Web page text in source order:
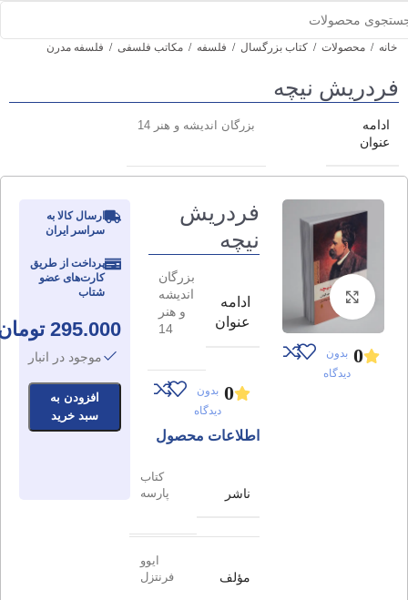
خانه / محصولات / کتاب بزرگسال / فلسفه / مکاتب فلسفی / فلسفه مدرن
فردریش نیچه
ادامه
عنوان
بزرگان اندیشه و هنر 14
برای بزرگنمایی کلیک کنید
0 بدون
دیدگاه
فردریش
نیچه
ادامه
عنوان
بزرگان
اندیشه
و هنر
14
0 بدون
دیدگاه
اطلاعات محصول
ناشر
کتاب
پارسه
مؤلف
ایوو
فرنتزل
ارسال کالا به
سراسر ایران
پرداخت از طریق
کارت‌های عضو
شتاب
295.000
موجود در انبار
افزودن به
سبد خرید